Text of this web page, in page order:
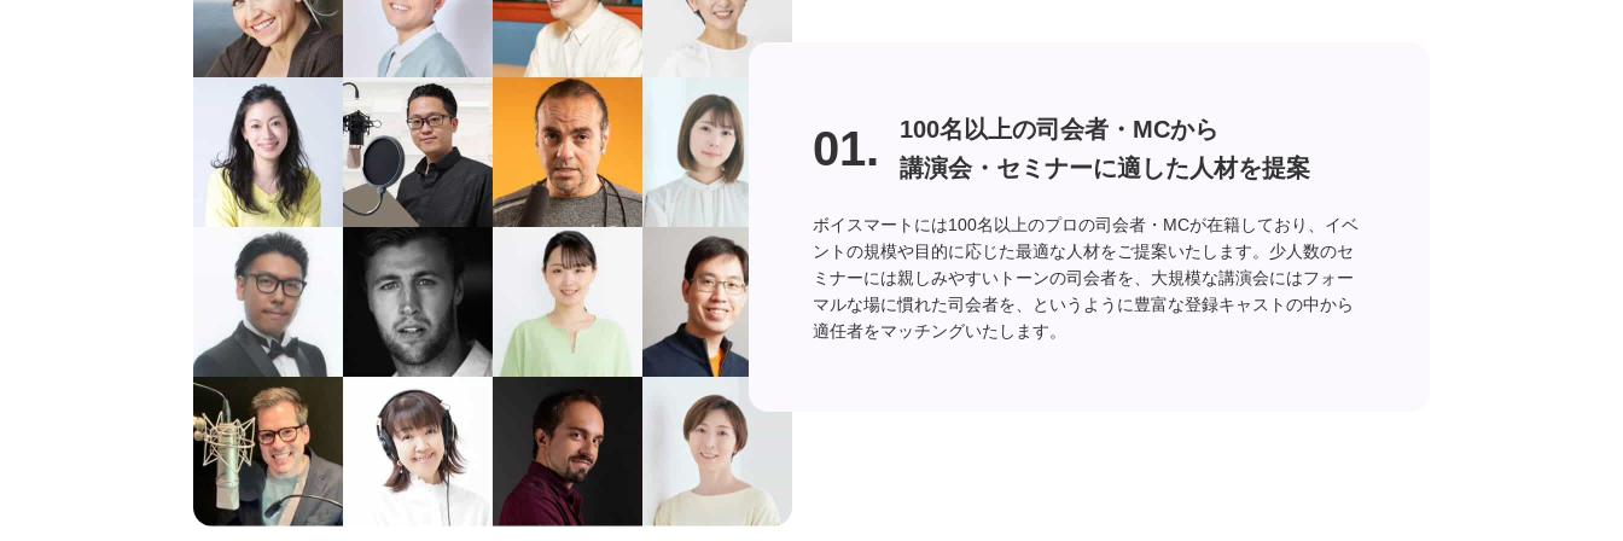
01.
100名以上の司会者・MCから
講演会・セミナーに適した人材を提案
ボイスマートには100名以上のプロの司会者・MCが在籍しており、イベ
ントの規模や目的に応じた最適な人材をご提案いたします。少人数のセ
ミナーには親しみやすいトーンの司会者を、大規模な講演会にはフォー
マルな場に慣れた司会者を、というように豊富な登録キャストの中から
適任者をマッチングいたします。